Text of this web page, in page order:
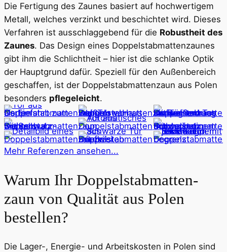
Die Fertigung des Zaunes basiert auf hochwertigem
Metall, welches verzinkt und beschichtet wird. Dieses
Verfahren ist ausschlaggebend für die Robustheit des
Zaunes. Das Design eines Doppelstabmatten­zaunes
gibt ihm die Schlichtheit – hier ist die schlanke Optik
der Hauptgrund dafür. Speziell für den Außenbereich
geschaffen, ist der Doppel­stabmatten­zaun aus Polen
besonders pflegeleicht.
Mehr Referenzen ansehen...
Warum Ihr Doppelstab­matten­
zaun von Qualität aus Polen
bestellen?
Die Lager-, Energie- und Arbeitskosten in Polen sind